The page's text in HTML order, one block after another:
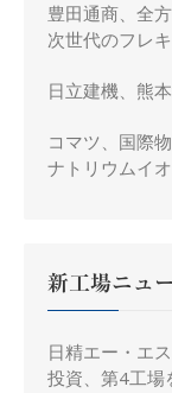
豊田通商、全
次世代のフレ
日立建機、熊
コマツ、国際
ナトリウムイ
新工場ニュ
日精エー・エ
投資、第4工場